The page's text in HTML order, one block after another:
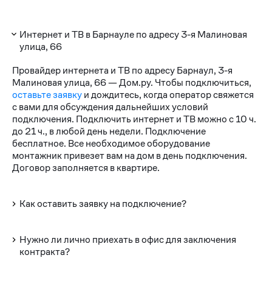
Интернет и ТВ в Барнауле по адресу 3-я Малиновая
улица, 66
Провайдер интернета и ТВ по адресу Барнаул, 3-я
Малиновая улица, 66 — Дом.ру. Чтобы подключиться,
оставьте заявкуи дождитесь, когда оператор свяжется
с вами для обсуждения дальнейших условий
подключения. Подключить интернет и ТВ можно с 10 ч.
до 21 ч., в любой день недели. Подключение
бесплатное. Все необходимое оборудование
монтажник привезет вам на дом в день подключения.
Договор заполняется в квартире.
Как оставить заявку на подключение?
Нужно ли лично приехать в офис для заключения
контракта?